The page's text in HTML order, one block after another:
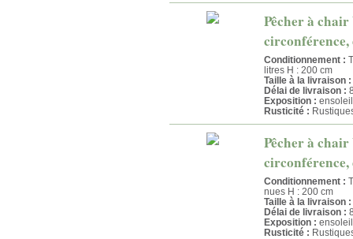
Pêcher à
circonférence,
Conditionnement :
litres H : 200 cm
Taille à la livraison :
Délai de livraison :
Exposition :
Rusticité :
Pêcher à
circonférence,
Conditionnement :
nues H : 200 cm
Taille à la livraison :
Délai de livraison :
Exposition :
Rusticité :